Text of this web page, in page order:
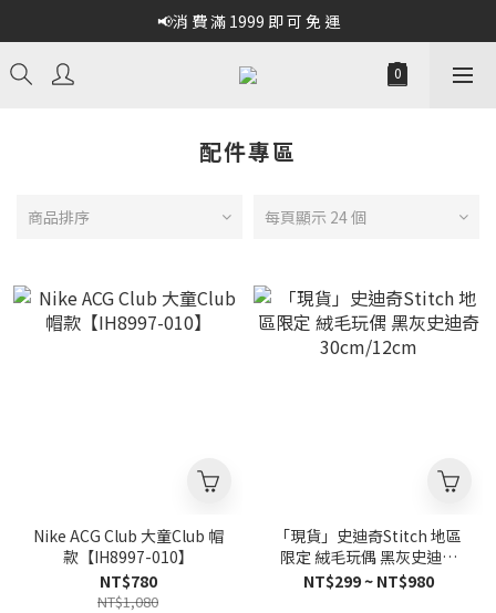
📢消 費 滿 1999 即 可 免 運
配件專區
商品排序 每頁顯示 24 個
Nike ACG Club 大童Club 帽
款【IH8997-010】
NT$780
NT$1,080
「現貨」史迪奇Stitch 地區
限定 絨毛玩偶 黑灰史迪奇
30cm/12cm
NT$299 ~ NT$980